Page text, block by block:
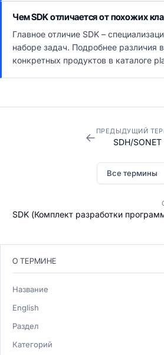
Чем SDK отличается от похожих
Главное отличие SDK –
наборе задач. Подробнее различия
конкретных продуктов в каталоге
← ПРЕДЫДУЩИЙ
SDH/SONET
Все термины
SDK (Комплект разработки
О ТЕРМИНЕ
Название
English
Раздел
Категорий